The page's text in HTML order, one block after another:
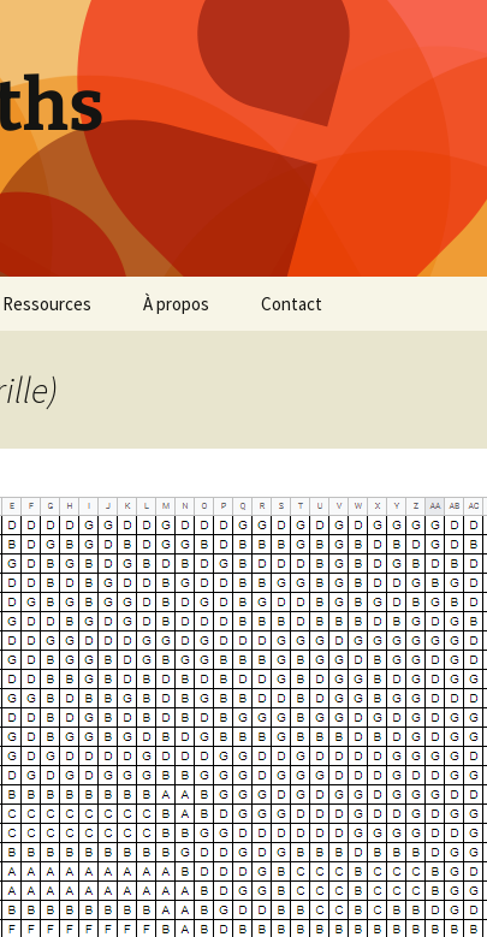
Ressources
Chronologie des
À propos Contact